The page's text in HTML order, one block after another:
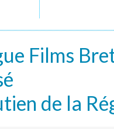
Films
de la